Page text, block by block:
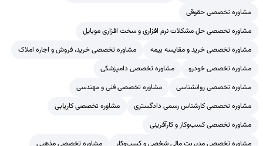
مشاوره تخصصی حقوقی
مشاوره تخصصی حل مشکلات نرم افزاری و سخت افزاری موبایل
مشاوره تخصصی خرید و مقایسه بیمه
مشاوره تخصصی خرید، فروش و اجاره املاک
مشاوره تخصصی خودرو
مشاوره تخصصی دامپزشکی
مشاوره تخصصی روانشناسی
مشاوره تخصصی فنی و مهندسی
مشاوره تخصصی کارشناس رسمی دادگستری
مشاوره تخصصی کاریابی
مشاوره تخصصی کسب‌وکار و کارآفرینی
مشاوره تخصصی مدیریت مالی شخصی و کسب‌وکار
مشاوره تخصصی مذهبی